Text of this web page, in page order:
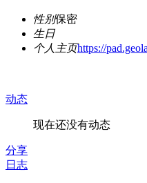
性别保密
生日
个人主页https://
动态
现在还没有动态
分享
日志